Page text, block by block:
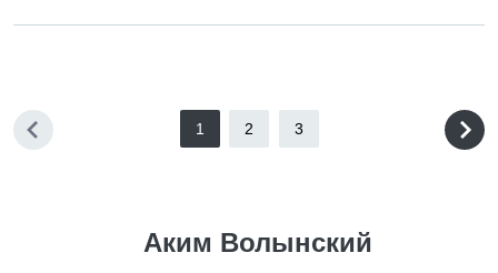
1 2 3
Аким Волынский